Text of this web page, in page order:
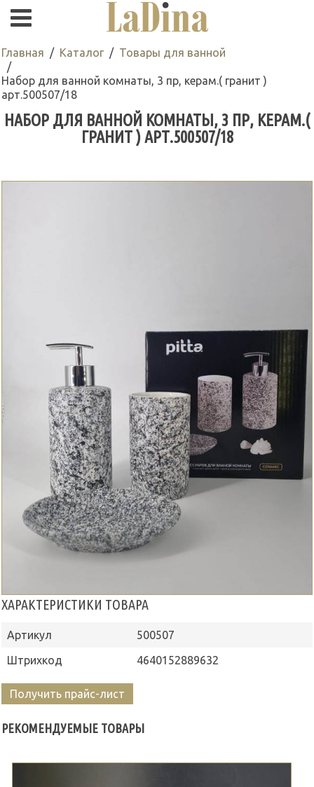
Главная Каталог Товары для ванной
Набор для ванной комнаты, 3 пр, керам.( гранит )
арт.500507/18
НАБОР ДЛЯ ВАННОЙ КОМНАТЫ, 3 ПР, КЕРАМ.(
ГРАНИТ ) АРТ.500507/18
ХАРАКТЕРИСТИКИ ТОВАРА
Артикул
500507
Штрихкод
4640152889632
Получить прайс-лист
РЕКОМЕНДУЕМЫЕ ТОВАРЫ